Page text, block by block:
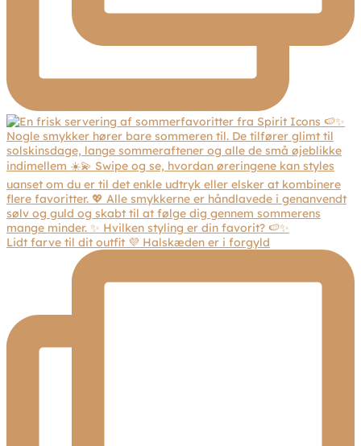
Lidt farve til dit outfit 💜 Halskæden er i forgyld